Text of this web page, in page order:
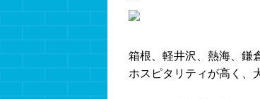
箱根、軽井沢、熱海、鎌
ホスピタリティが高く、